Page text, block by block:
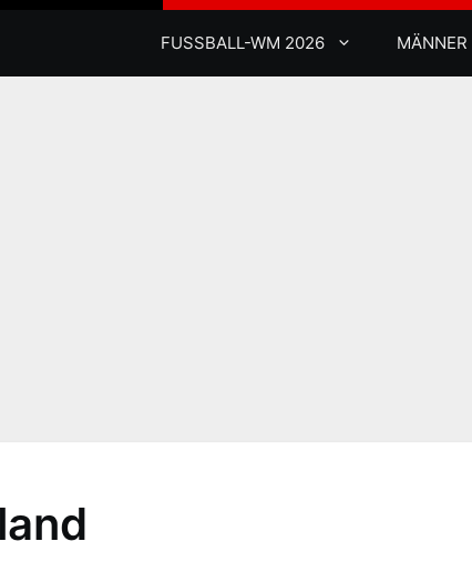
FUSSBALL-WM 2026 MÄNNER